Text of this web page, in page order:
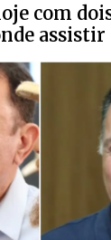
com
assistir